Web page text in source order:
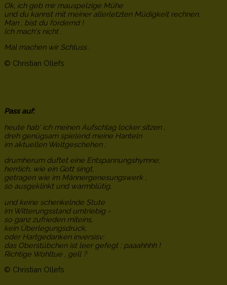
Ok, ich geb mir mauspelzige Mühe
und du kannst mit meiner allerletzten Müdigkeit rechnen.
Man , bist du fordernd !
Ich mach's nicht .
Mal machen wir Schluss .
© Christian Ollefs
Pass auf:
heute hab' ich meinen Aufschlag locker sitzen ,
dreh genügsam spielend meine Hanteln
im aktuellen Weltgeschehen ;
drumherum duftet eine Entspannungshymne;
herrlich, wie ein Gott singt,
getragen wie im Männergenesungswerk ,
so ausgeklinkt und warmblütig,
und keine schenkelnde Stute
im Witterungsstand umtriebig -
so ganz zufrieden miteins,
kein Überlegungsdruck,
oder Hartgedanken inversisv:
das Oberstübchen ist leer gefegt : paaahhhh !
Richtige Wohltue , gell ?
© Christian Ollefs